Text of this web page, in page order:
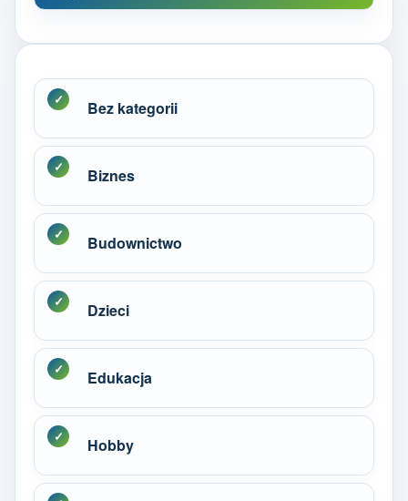
Bez kategorii
Biznes
Budownictwo
Dzieci
Edukacja
Hobby